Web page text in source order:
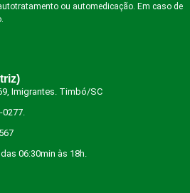
ou automedicação. Em caso de
Imigrantes. Timbó/SC
0277.
06:30min às 18h.